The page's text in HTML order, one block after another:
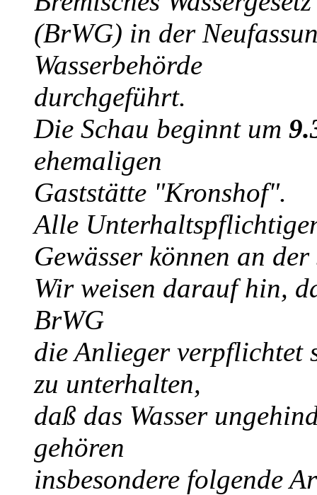
(BrWG) in der
Wasserbehörde
durchgeführt.
Die Schau beginnt um
ehemaligen
Gaststätte "Kronshof".
Alle
Gewässer können an
Wir weisen darauf hin,
BrWG
die Anlieger verpflichtet
zu unterhalten,
daß das Wasser
gehören
insbesondere folgende